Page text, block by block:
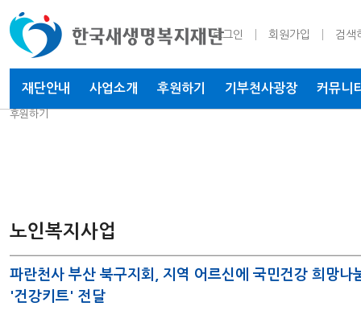
재단안내 사업소개 후원하기 기부천사광장 커뮤니
로그인 회원가입 검색
후원하기
노인복지사업
파란천사 부산 북구지회, 지역 어르신에 국민건강 희망나
'건강키트' 전달